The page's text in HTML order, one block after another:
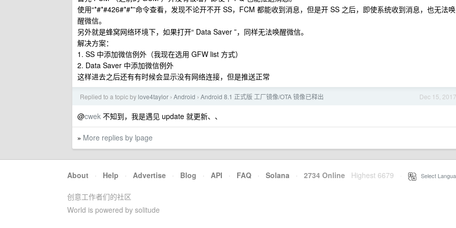
使用“*#*#426#*#*”命令查看，发现不论开不开 SS，FCM 都能收到消息，但是开 SS 之后，即使系统收到消息，也无法唤
醒微信。
另外就是蜂窝网络环境下，如果打开“ Data Saver ”，同样无法唤醒微信。
解决方案：
1. SS 中添加微信例外（我现在选用 GFW list 方式）
2. Data Saver 中添加微信例外
这样进去之后还有有时候会显示没有网络连接，但是推送正常
Dec 15, 2017
Replied to a topic by love4taylor › Android › Android 8.1 正式版 工厂镜像/OTA 镜像已释出
@cwek 不知到，我是遇见 update 就更新、、
» More replies by lpage
About · Help · Advertise · Blog · API · FAQ · Solana · 2734 Online Highest 6679 Select
创意工作者们的社区
World is powered by solitude